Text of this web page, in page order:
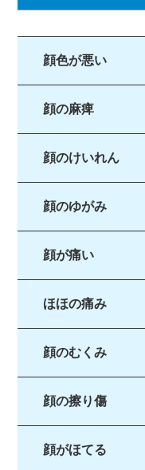
顔色が悪い
顔の麻痺
顔のけいれん
顔のゆがみ
顔が痛い
ほほの痛み
顔のむくみ
顔の擦り傷
顔がほてる